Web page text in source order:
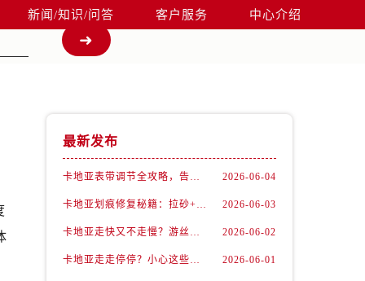
新闻/知识/问答 客户服务 中心介绍
最新发布
卡地亚表带调节全攻略，告别过短烦恼 2026-06-04
卡地亚划痕修复秘籍：拉砂+抛光双工艺还原如新 2026-06-03
卡地亚走快又不走慢？游丝问题你了解多少？ 2026-06-02
卡地亚走走停停？小心这些隐藏杀手 2026-06-01